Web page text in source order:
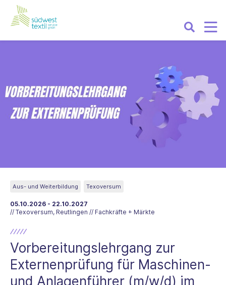
05.10.2026 - 22.10.2027
// Texoversum, Reutlingen // Fachkräfte + Märkte
Aus- und Weiterbildung Texoversum
Vorbereitungslehrgang zur
Externenprüfung für Maschinen-
und Anlagenführer (m/w/d) im